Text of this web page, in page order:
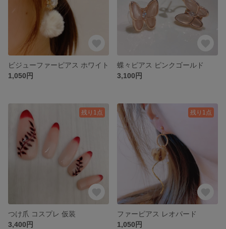
ビジューファーピアス ホワイト
1,050円
蝶々ピアス ピンクゴールド
3,100円
残り1点
つけ爪 コスプレ 仮装
3,400円
残り1点
ファーピアス レオパード
1,050円